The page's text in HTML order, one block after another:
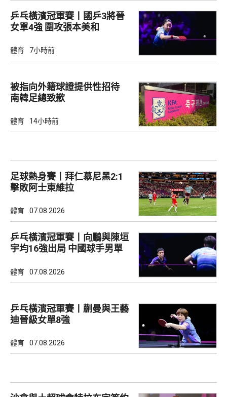
乒乓橫濱冠軍賽丨國乒3將晉
女單4強 圍攻張本美和
體育 7小時前
被指向外籍球證提供性招待
南韓足總致歉
體育 14小時前
足球熱身賽丨拜仁慕尼黑2:1
擊敗阿士東維拉
體育 07.08.2026
乒乓橫濱冠軍賽丨向鵬與陳垣
宇均16強出局 中國球手男單
體育 07.08.2026
乒乓橫濱冠軍賽丨蒯曼與王藝
迪晉級女單8強
體育 07.08.2026